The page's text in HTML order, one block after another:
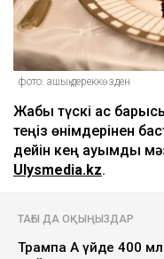
фото: ашық дереккөзден
Жабық түскі ас
теңіз өнімдерінен
дейін кең ауқымды
Ulysmedia.kz.
ТАҒЫ ДА ОҚЫҢЫЗДАР
Трампқа Ақ үйде 400